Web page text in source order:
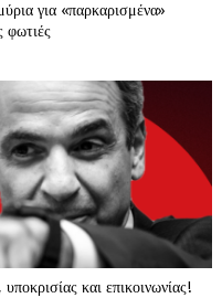
για «παρκαρισμένα»
φωτιές
και επικοινωνίας!